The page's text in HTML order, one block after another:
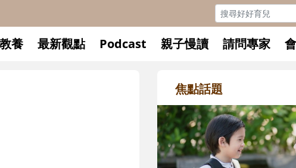
養 最新觀點 Podcast 親子慢讀 請問專家
焦點話題
和孩子一起長大的
懂父親的不同模樣